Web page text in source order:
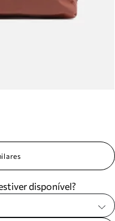
disponível?